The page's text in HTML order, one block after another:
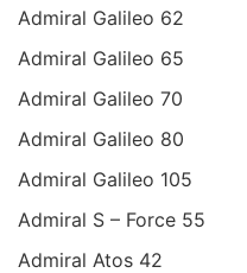
Admiral Galileo 62
Admiral Galileo 65
Admiral Galileo 70
Admiral Galileo 80
Admiral Galileo 105
Admiral S – Force 55
Admiral Atos 42